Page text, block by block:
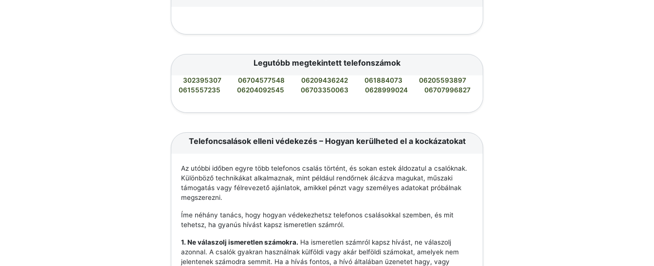
Legutóbb megtekintett telefonszámok
302395307 06704577548 06209436242 061884073
06205593897
0615557235
06204092545 06703350063 0628999024 06707996827
Telefoncsalások elleni védekezés – Hogyan kerülheted el a kockázatokat
Az utóbbi időben egyre több telefonos csalás történt, és sokan estek áldozatul a csalóknak.
Különböző technikákat alkalmaznak, mint például rendőrnek álcázva magukat, műszaki
támogatás vagy félrevezető ajánlatok, amikkel pénzt vagy személyes adatokat próbálnak
megszerezni.
Íme néhány tanács, hogy hogyan védekezhetsz telefonos csalásokkal szemben, és mit
tehetsz, ha gyanús hívást kapsz ismeretlen számról.
1. Ne válaszolj ismeretlen számokra. Ha ismeretlen számról kapsz hívást, ne válaszolj
azonnal. A csalók gyakran használnak külföldi vagy akár belföldi számokat, amelyek nem
jelentenek számodra semmit. Ha a hívás fontos, a hívó általában üzenetet hagy, vagy